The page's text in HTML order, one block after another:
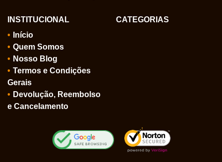
INSTITUCIONAL
Início
Quem Somos
Nosso Blog
Termos e Condições
Gerais
Devolução, Reembolso
e Cancelamento
CATEGORIAS